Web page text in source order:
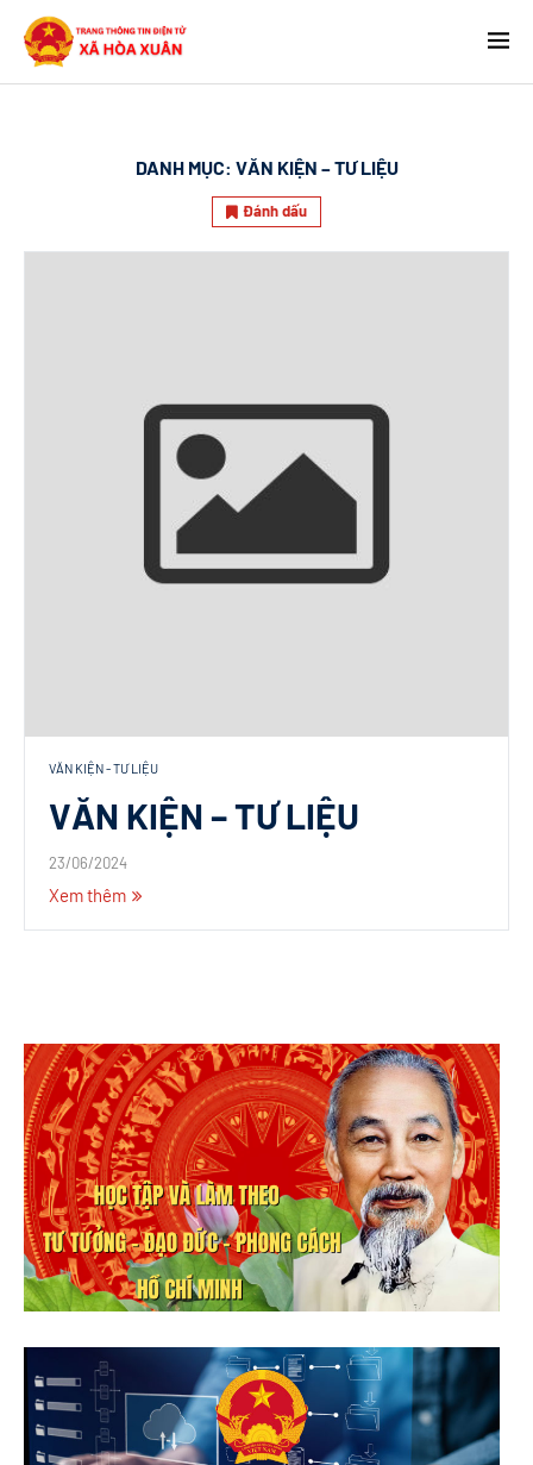
DANH MỤC: VĂN KIỆN – TƯ LIỆU
Đánh dấu
VĂN KIỆN - TƯ LIỆU
VĂN KIỆN – TƯ LIỆU
23/06/2024
Xem thêm